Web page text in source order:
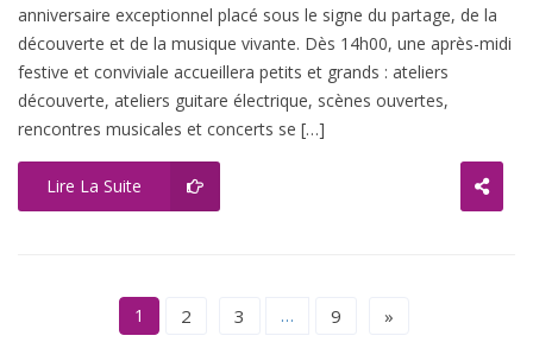
anniversaire exceptionnel placé sous le signe du partage, de la
découverte et de la musique vivante. Dès 14h00, une après-midi
festive et conviviale accueillera petits et grands : ateliers
découverte, ateliers guitare électrique, scènes ouvertes,
rencontres musicales et concerts se […]
Lire La Suite
1 2 3 … 9 »